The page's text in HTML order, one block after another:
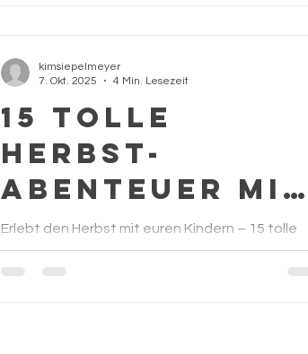
Leben machst
15 tolle
Herbst-
Abenteuer Mit
Kindern
Erlebt den Herbst mit euren Kindern – 15 tolle
Draußen-Aktivitäten voller Farben, Freude und
kimsiepelmeyer
7. Okt. 2025
4 Min. Lesezeit